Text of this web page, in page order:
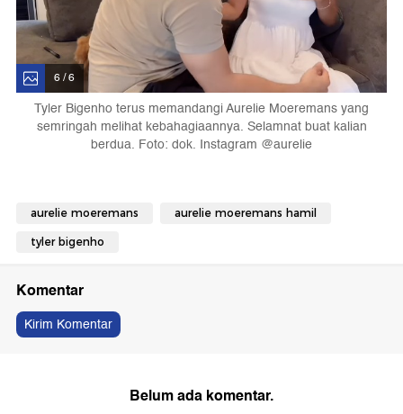
6 / 6
Tyler Bigenho terus memandangi Aurelie Moeremans yang
semringah melihat kebahagiaannya. Selamnat buat kalian
berdua. Foto: dok. Instagram @aurelie
aurelie moeremans aurelie moeremans hamil
tyler bigenho
Komentar
Kirim Komentar
Belum ada komentar.